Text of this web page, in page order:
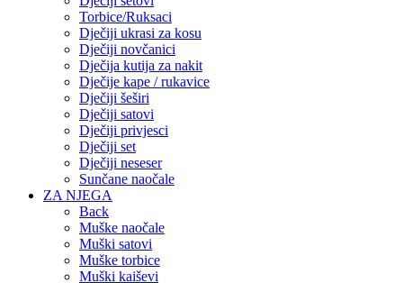
Torbice/Ruksaci
Dječiji ukrasi za kosu
Dječiji novčanici
Dječija kutija za nakit
Dječije kape / rukavice
Dječiji šeširi
Dječiji satovi
Dječiji privjesci
Dječiji set
Dječiji neseser
Sunčane naočale
ZA NJEGA
Back
Muške naočale
Muški satovi
Muške torbice
Muški kaiševi